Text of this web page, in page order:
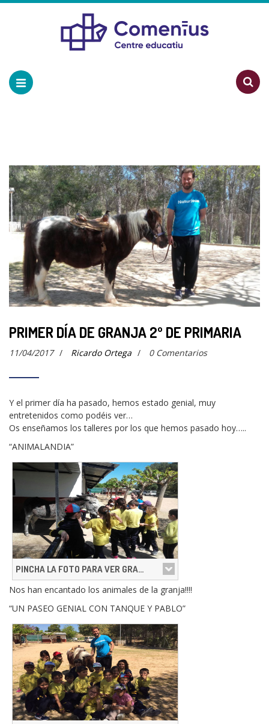
PRIMER DÍA DE GRANJA 2º DE PRIMARIA
11/04/2017 / Ricardo Ortega / 0 Comentarios
Y el primer día ha pasado, hemos estado genial, muy
entretenidos como podéis ver…
Os enseñamos los talleres por los que hemos pasado hoy…..
“ANIMALANDIA”
PINCHA LA FOTO PARA VER GRANDE
Nos han encantado los animales de la granja!!!!
“UN PASEO GENIAL CON TANQUE Y PABLO”